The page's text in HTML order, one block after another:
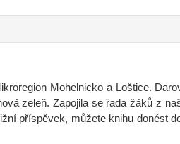
Mohelnicko a Loštice.
zeleň. Zapojila se řada žáků z
příspěvek, můžete knihu donést